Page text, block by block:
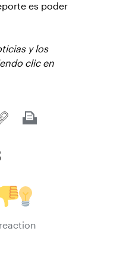
es poder
y los
clic en